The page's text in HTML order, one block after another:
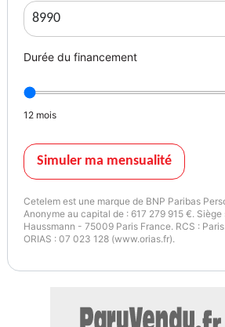
* Prix du véhicule hors frais du certificat
* Option : PACK EASY (490 euros)
- Prestation de service Carte Grise
- Garantie 6 mois
- Carburant : 1/3
* Option : PACK EASY CONFORT (690
- Nettoyage Premium
- Garantie de 1 an
- Gestion du dossier complet.
Durée du financement
12 mois
Simuler ma mensualité
Cetelem est une marque de BNP Paribas
Anonyme au capital de : 617 279 915 €.
Haussmann - 75009 Paris France. RCS :
ORIAS : 07 023 128 (www.orias.fr).